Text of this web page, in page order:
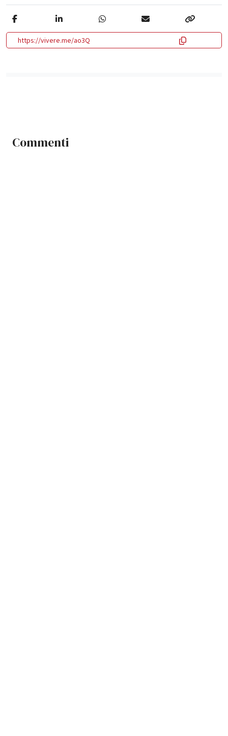
https://vivere.me/ao3Q
Commenti